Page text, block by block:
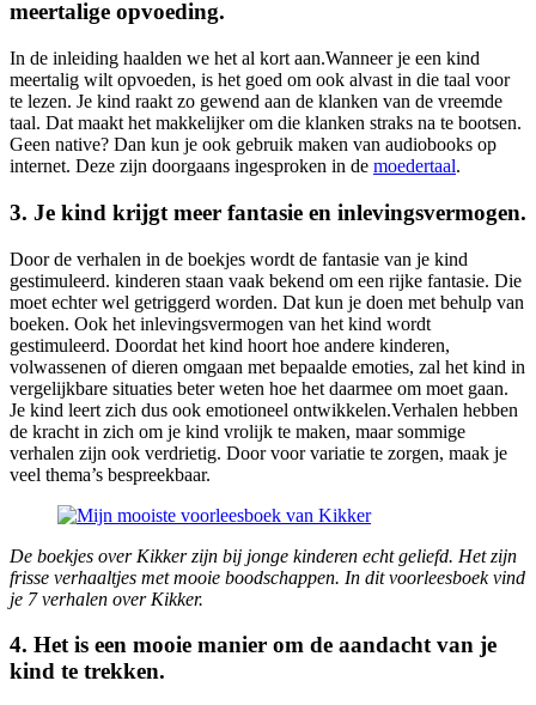
meertalige opvoeding.
In de inleiding haalden we het al kort aan.Wanneer je een kind
meertalig wilt opvoeden, is het goed om ook alvast in die taal voor
te lezen. Je kind raakt zo gewend aan de klanken van de vreemde
taal. Dat maakt het makkelijker om die klanken straks na te bootsen.
Geen native? Dan kun je ook gebruik maken van audiobooks op
internet. Deze zijn doorgaans ingesproken in de moedertaal.
3. Je kind krijgt meer fantasie en inlevingsvermogen.
Door de verhalen in de boekjes wordt de fantasie van je kind
gestimuleerd. kinderen staan vaak bekend om een rijke fantasie. Die
moet echter wel getriggerd worden. Dat kun je doen met behulp van
boeken. Ook het inlevingsvermogen van het kind wordt
gestimuleerd. Doordat het kind hoort hoe andere kinderen,
volwassenen of dieren omgaan met bepaalde emoties, zal het kind in
vergelijkbare situaties beter weten hoe het daarmee om moet gaan.
Je kind leert zich dus ook emotioneel ontwikkelen.Verhalen hebben
de kracht in zich om je kind vrolijk te maken, maar sommige
verhalen zijn ook verdrietig. Door voor variatie te zorgen, maak je
veel thema’s bespreekbaar.
De boekjes over Kikker zijn bij jonge kinderen echt geliefd. Het zijn
frisse verhaaltjes met mooie boodschappen. In dit voorleesboek vind
je 7 verhalen over Kikker.
4. Het is een mooie manier om de aandacht van je
kind te trekken.